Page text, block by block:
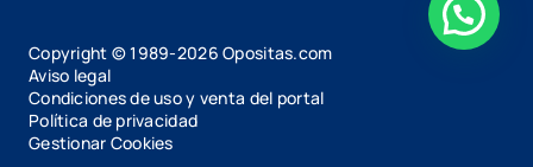
Copyright © 1989-2026 Opositas.com
Aviso legal
Condiciones de uso y venta del portal
Política de privacidad
Gestionar Cookies